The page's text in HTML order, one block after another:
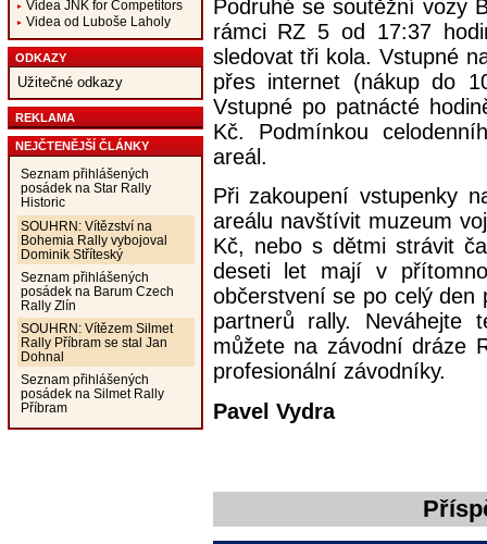
Videa JNK for Competitors
Videa od Luboše Laholy
ODKAZY
Užitečné odkazy
REKLAMA
NEJČTENĚJŠÍ ČLÁNKY
Seznam přihlášených
posádek na Star Rally
Historic
SOUHRN: Vítězství na
Bohemia Rally vybojoval
Dominik Stříteský
Seznam přihlášených
posádek na Barum Czech
Rally Zlín
SOUHRN: Vítězem Silmet
Rally Příbram se stal Jan
Dohnal
Seznam přihlášených
posádek na Silmet Rally
Příbram
Podruhé se soutěžní vozy
rámci RZ 5 od 17:37
sledovat tři kola. Vstupné
přes internet (nákup do
Vstupné po patnácté
Kč. Podmínkou
areál.
Při zakoupení vstupenky
areálu navštívit muzeum
Kč, nebo s dětmi strávit
deseti let mají v
občerstvení se po celý den
partnerů rally.
můžete na závodní dráze
profesionální závodníky.
Pavel Vydra